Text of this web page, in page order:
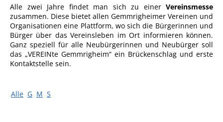
Öffentliche
Bekanntmachungen
Ausschreibungen
Bebauungspläne
Alle zwei Jahre findet man sich zu einer Vereinsmesse
zusammen. Diese bietet allen Gemmrigheimer Vereinen und
Organisationen eine Plattform, wo sich die Bürgerinnen und
Bürger über das Vereinsleben im Ort informieren können.
Ganz speziell für alle Neubürgerinnen und Neubürger soll
das „VEREINte Gemmrigheim“ ein Brückenschlag und erste
Kontaktstelle sein.
Alle G M S